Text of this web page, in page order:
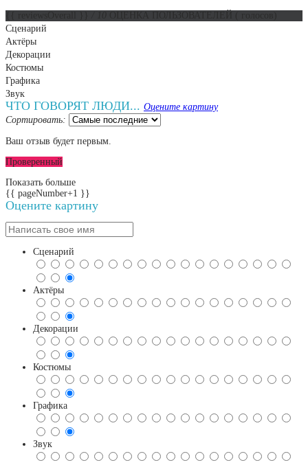
Сценарий
Актёры
Декорации
Костюмы
Графика
Звук
ЧТО ГОВОРЯТ ЛЮДИ... Оцените картину
Сортировать:
Ваш отзыв будет первым.
Проверенный
Показать больше
{{ pageNumber+1 }}
Оцените картину
Сценарий
Актёры
Декорации
Костюмы
Графика
Звук